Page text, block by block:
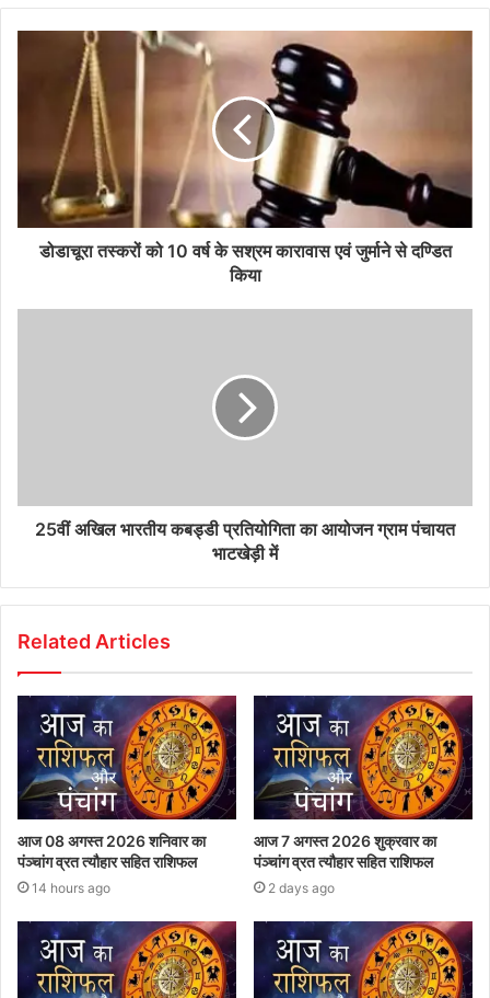
डोडाचूरा तस्‍करों को 10 वर्ष के सश्रम कारावास एवं जुर्माने से दण्डित
किया
25वीं अखिल भारतीय कबड्डी प्रतियोगिता का आयोजन ग्राम पंचायत
भाटखेड़ी में
Related Articles
आज 08 अगस्त 2026‌ शनिवार का
पंञ्चांग व्रत त्यौहार सहित राशिफल
14 hours ago
आज 7 अगस्त 2026 शुक्रवार का
पंञ्चांग व्रत त्यौहार सहित राशिफल
2 days ago